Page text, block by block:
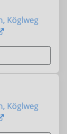
Köglweg
Köglweg